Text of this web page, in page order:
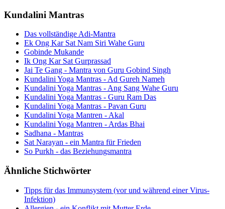
Kundalini Mantras
Das vollständige Adi-Mantra
Ek Ong Kar Sat Nam Siri Wahe Guru
Gobinde Mukande
Ik Ong Kar Sat Gurprassad
Jai Te Gang - Mantra von Guru Gobind Singh
Kundalini Yoga Mantras - Ad Gureh Nameh
Kundalini Yoga Mantras - Ang Sang Wahe Guru
Kundalini Yoga Mantras - Guru Ram Das
Kundalini Yoga Mantras - Pavan Guru
Kundalini Yoga Mantren - Akal
Kundalini Yoga Mantren - Ardas Bhai
Sadhana - Mantras
Sat Narayan - ein Mantra für Frieden
So Purkh - das Beziehungsmantra
Ähnliche Stichwörter
Tipps für das Immunsystem (vor und während einer Virus-
Infektion)